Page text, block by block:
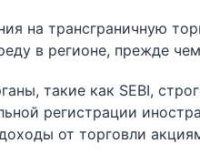
на трансграничную
в регионе, прежде
такие как SEBI,
регистрации
от торговли